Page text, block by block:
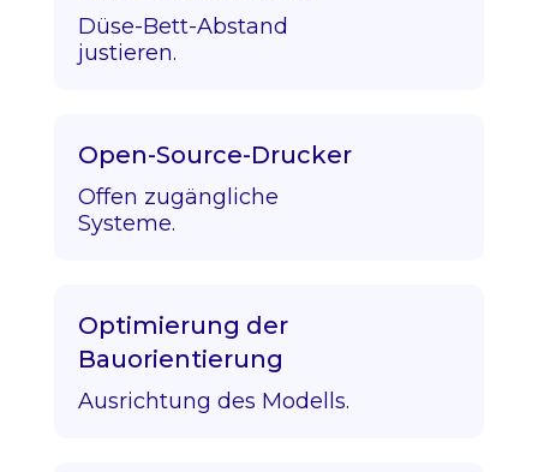
Düse-Bett-Abstand
justieren.
Open-Source-Drucker
Offen zugängliche
Systeme.
Optimierung der
Bauorientierung
Ausrichtung des Modells.